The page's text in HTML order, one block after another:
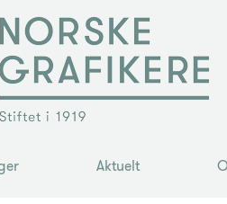
Aktuelt
Aktuelt